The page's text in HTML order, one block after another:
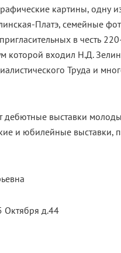
картины, одну
Платэ, семейные
в честь
которой входил Н.Д.
Труда и
дебютные выставки
и юбилейные выставки,
Октября д.44